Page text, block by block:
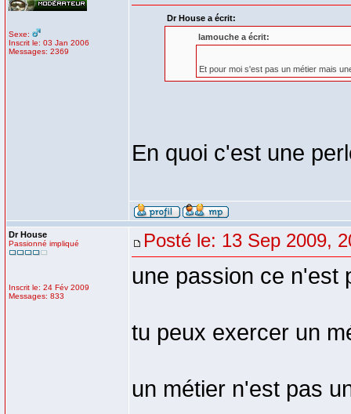
Sexe:
Inscrit le: 03 Jan 2006
Messages: 2369
Dr House a écrit:
lamouche a écrit:
Et pour moi s'est pas un métier mais
En quoi c'est une
Dr House
Passionné impliqué
Inscrit le: 24 Fév 2009
Messages: 833
Posté le: 13 Sep 2009,
une passion ce n'est
tu peux exercer un
un métier n'est pas